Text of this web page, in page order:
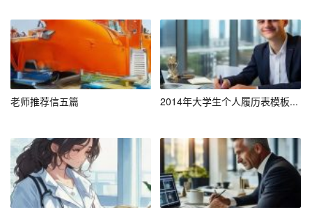
场机遇，为新能源汽车产业提供优质的动力电池。
3. 营销策略
（1）技术研发：持续投入研发，提高产品竞争力。
同开拓市场。
（3）品牌推广：通过线上线下渠道，扩大品牌知名度。
4. 财务预测
老师推荐信五篇 2014年大学生个人履历表模板...